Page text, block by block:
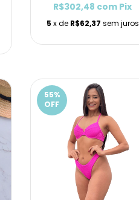
R$302,48 com Pix
5 x de R$62,37 sem juros
55%
OFF